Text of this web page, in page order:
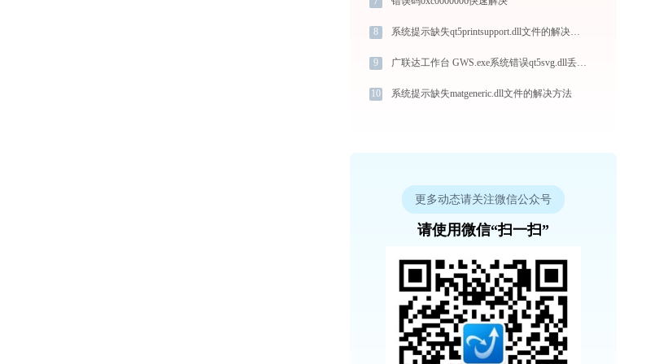
8 系统提示缺失qt5printsupport.dll文件的解决方法
9 广联达工作台 GWS.exe系统错误qt5svg.dll丢失如何解决
10 系统提示缺失matgeneric.dll文件的解决方法
更多动态请关注微信公众号
请使用微信“扫一扫”